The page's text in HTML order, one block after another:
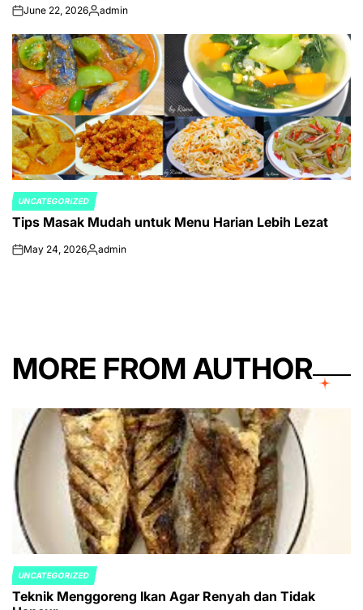
onJune 22, 2026Posted
admin
POSTED
IN
UNCATEGORIZED
Tips Masak Mudah untuk Menu Harian Lebih Lezat
onMay 24, 2026Posted
admin
MORE FROM AUTHOR
POSTED
IN
UNCATEGORIZED
Teknik Menggoreng Ikan Agar Renyah dan Tidak